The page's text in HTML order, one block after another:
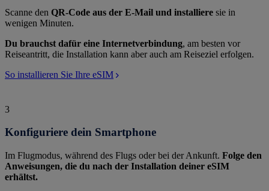
Scanne den QR-Code aus der E-Mail und installiere sie in
wenigen Minuten.
Du brauchst dafür eine Internetverbindung, am besten vor
Reiseantritt, die Installation kann aber auch am Reiseziel erfolgen.
So installieren Sie Ihre eSIM
3
Konfiguriere dein Smartphone
Im Flugmodus, während des Flugs oder bei der Ankunft. Folge den
Anweisungen, die du nach der Installation deiner eSIM
erhältst.